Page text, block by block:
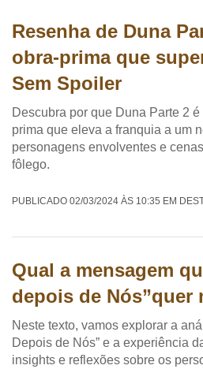
Resenha de Duna
obra-prima que
Sem Spoiler
Descubra por que Duna Parte 2
prima que eleva a franquia a um
personagens envolventes e
fôlego.
PUBLICADO 02/03/2024 ÀS 10:35 EM
Qual a mensagem
depois de Nós”quer
Neste texto, vamos explorar a
Depois de Nós” e a experiência
insights e reflexões sobre os